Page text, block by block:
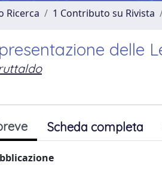
Ricerca 1 Contributo su Rivista
delle
Scheda completa